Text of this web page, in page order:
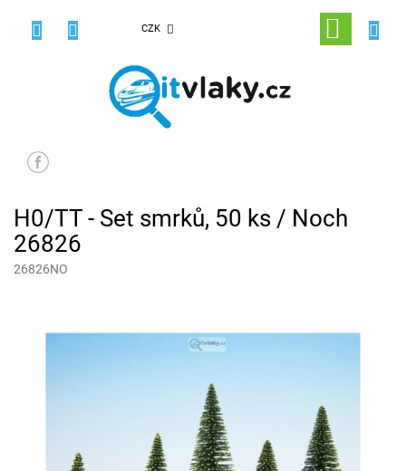
CZK
NÁKUPNÍ
KOŠÍK
H0/TT - Set smrků, 50 ks / Noch
26826
26826NO